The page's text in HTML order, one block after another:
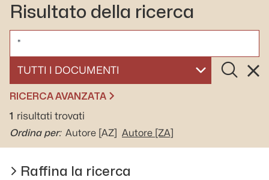
Risultato della ricerca
SELEZIONA UN DOCUMENTO
Cerca
RICERCA AVANZATA
1 risultati trovati
Ordina per: Autore [AZ] Autore [ZA]
Raffina la ricerca